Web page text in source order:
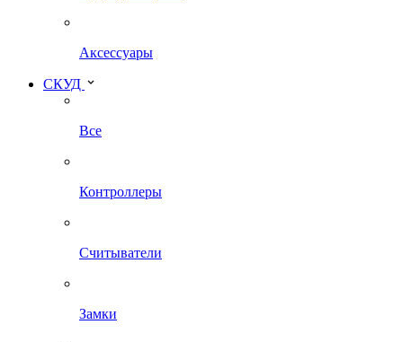
Аксессуары
СКУД
Все
Контроллеры
Считыватели
Замки